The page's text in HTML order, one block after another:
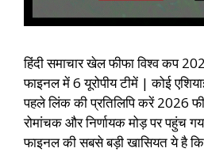
हिंदी समाचार खेल फीफा विश्व कप
फाइनल में 6 यूरोपीय टीमें | कोई
पहले लिंक की प्रतिलिपि करें 2026
रोमांचक और निर्णायक मोड़ पर पहुंच
फाइनल की सबसे बड़ी खासियत ये है